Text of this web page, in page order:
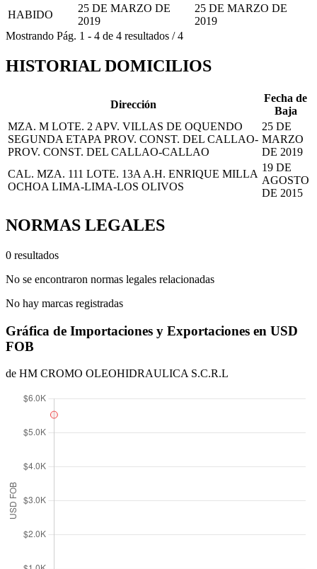
HABIDO
25 DE MARZO DE
2019
25 DE MARZO DE
2019
Mostrando Pág. 1 - 4 de 4 resultados /4
HISTORIAL DOMICILIOS
Dirección
Fecha de
Baja
MZA. M LOTE. 2 APV. VILLAS DE OQUENDO
SEGUNDA ETAPA PROV. CONST. DEL CALLAO-
PROV. CONST. DEL CALLAO-CALLAO
25 DE
MARZO
DE 2019
CAL. MZA. 111 LOTE. 13A A.H. ENRIQUE MILLA
OCHOA LIMA-LIMA-LOS OLIVOS
19 DE
AGOSTO
DE 2015
NORMAS LEGALES
0 resultados
No se encontraron normas legales relacionadas
No hay marcas registradas
Gráfica de Importaciones y Exportaciones en USD
FOB
de HM CROMO OLEOHIDRAULICA S.C.R.L